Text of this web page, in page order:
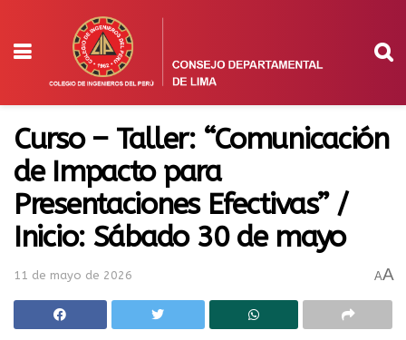
Curso – Taller: “Comunicación
de Impacto para
Presentaciones Efectivas” /
Inicio: Sábado 30 de mayo
11 de mayo de 2026 AA